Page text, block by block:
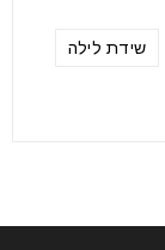
שידת לילה